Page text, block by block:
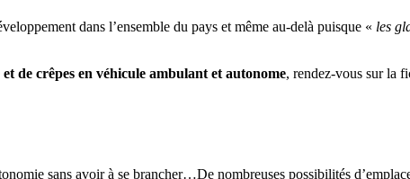
dans l’ensemble du pays et même au-delà puisque « les
de crêpes en véhicule ambulant et autonome, rendez-vous sur la
sans avoir à se brancher…De nombreuses possibilités